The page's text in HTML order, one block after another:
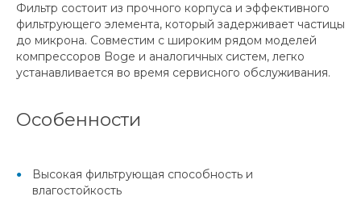
Фильтр состоит из прочного корпуса и эффективного
фильтрующего элемента, который задерживает частицы
до микрона. Совместим с широким рядом моделей
компрессоров Boge и аналогичных систем, легко
устанавливается во время сервисного обслуживания.
Особенности
Высокая фильтрующая способность и
влагостойкость